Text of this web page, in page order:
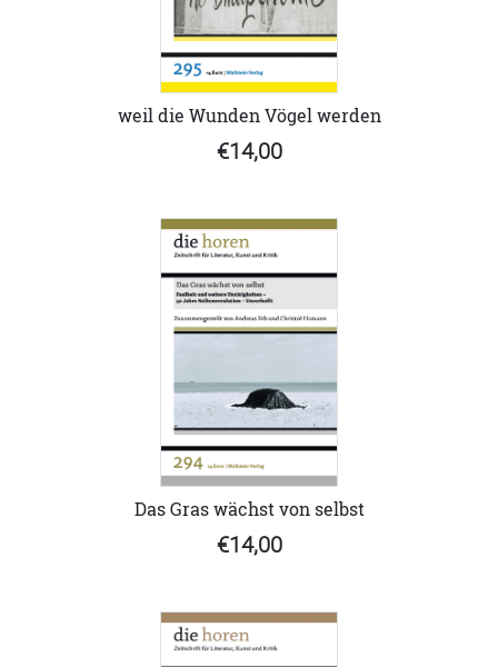
weil die Wunden Vögel werden
€14,00
Das Gras wächst von selbst
€14,00